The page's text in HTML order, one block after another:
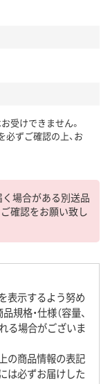
受けできません。
を必ずご確認の上、お
場合がある別送品
確認をお願い致し
表示するよう努め
規格・仕様（容量、
る場合がございま
の商品情報の表記
は必ずお届けした